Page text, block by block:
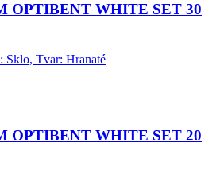
OPTIBENT WHITE SET 30
Sklo, Tvar: Hranaté
OPTIBENT WHITE SET 20